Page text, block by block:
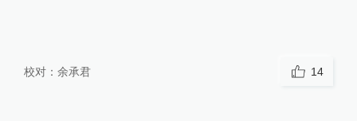
校对： 余承君 14